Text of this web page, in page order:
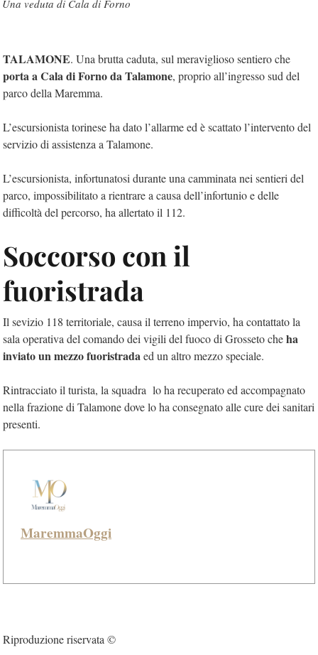
Una veduta di Cala di Forno
TALAMONE. Una brutta caduta, sul meraviglioso sentiero che
porta a Cala di Forno da Talamone, proprio all’ingresso sud del
parco della Maremma.
L’escursionista torinese ha dato l’allarme ed è scattato l’intervento del
servizio di assistenza a Talamone.
L’escursionista, infortunatosi durante una camminata nei sentieri del
parco, impossibilitato a rientrare a causa dell’infortunio e delle
difficoltà del percorso, ha allertato il 112.
Soccorso con il
fuoristrada
Il sevizio 118 territoriale, causa il terreno impervio, ha contattato la
sala operativa del comando dei vigili del fuoco di Grosseto cheha
inviato un mezzo fuoristradaed un altro mezzo speciale.
Rintracciato il turista, la squadra lo ha recuperato ed accompagnato
nella frazione di Talamone dove lo ha consegnato alle cure dei sanitari
presenti.
MaremmaOggi
Riproduzione riservata ©